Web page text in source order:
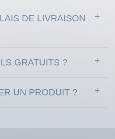
DE LIVRAISON
GRATUITS ?
UN PRODUIT ?